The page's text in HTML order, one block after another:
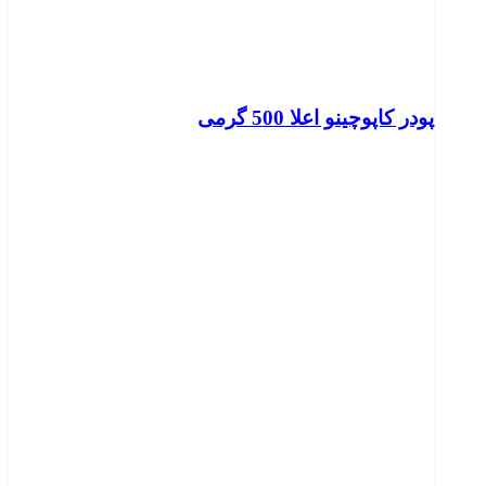
پودر کاپوچینو اعلا 500 گرمی